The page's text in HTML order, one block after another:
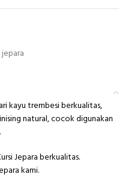
kayu trembesi berkualitas,
natural, cocok digunakan
Jepara berkualitas.
kami.